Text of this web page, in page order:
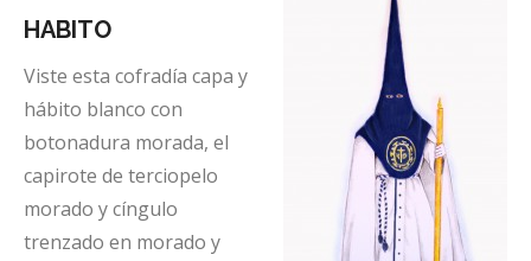
HABITO
Viste esta cofradía capa y
hábito blanco con
botonadura morada, el
capirote de terciopelo
morado y cíngulo
trenzado en morado y